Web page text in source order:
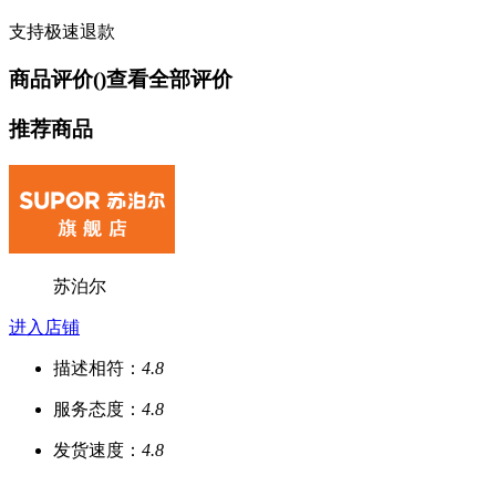
支持极速退款
商品评价()查看全部评价
推荐商品
苏泊尔
进入店铺
描述相符： 4.8
服务态度： 4.8
发货速度： 4.8